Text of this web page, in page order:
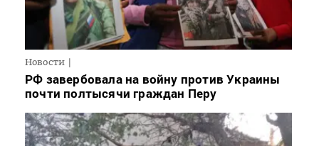
Новости
РФ завербовала на войну против Украины
почти полтысячи граждан Перу